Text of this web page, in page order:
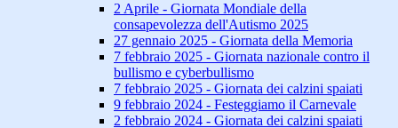
2 Aprile - Giornata Mondiale della
consapevolezza dell'Autismo 2025
27 gennaio 2025 - Giornata della Memoria
7 febbraio 2025 - Giornata nazionale contro il
bullismo e cyberbullismo
7 febbraio 2025 - Giornata dei calzini spaiati
9 febbraio 2024 - Festeggiamo il Carnevale
2 febbraio 2024 - Giornata dei calzini spaiati